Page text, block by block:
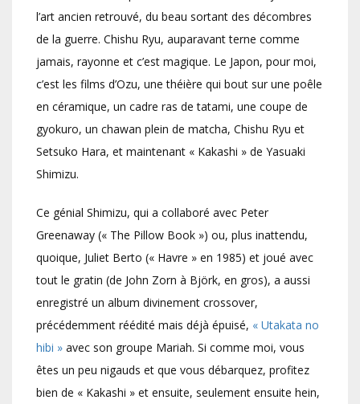
l’art ancien retrouvé, du beau sortant des décombres
de la guerre. Chishu Ryu, auparavant terne comme
jamais, rayonne et c’est magique. Le Japon, pour moi,
c’est les films d’Ozu, une théière qui bout sur une poêle
en céramique, un cadre ras de tatami, une coupe de
gyokuro, un chawan plein de matcha, Chishu Ryu et
Setsuko Hara, et maintenant « Kakashi » de Yasuaki
Shimizu.
Ce génial Shimizu, qui a collaboré avec Peter
Greenaway (« The Pillow Book ») ou, plus inattendu,
quoique, Juliet Berto (« Havre » en 1985) et joué avec
tout le gratin (de John Zorn à Björk, en gros), a aussi
enregistré un album divinement crossover,
précédemment réédité mais déjà épuisé, « Utakata no
hibi » avec son groupe Mariah. Si comme moi, vous
êtes un peu nigauds et que vous débarquez, profitez
bien de « Kakashi » et ensuite, seulement ensuite hein,